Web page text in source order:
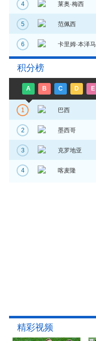
4 莱奥·梅西
5 范佩西
6 卡里姆·本泽马
积分榜
A B C D E
1 巴西
2 墨西哥
3 克罗地亚
4 喀麦隆
精彩视频